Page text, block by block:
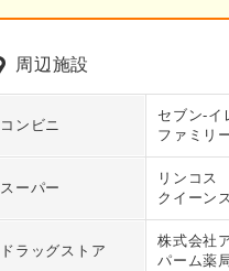
周辺施設
コンビニ
セブン‐
ファミリ
スーパー
リンコス
クイーン
ドラッグストア
株式会社
パーム薬